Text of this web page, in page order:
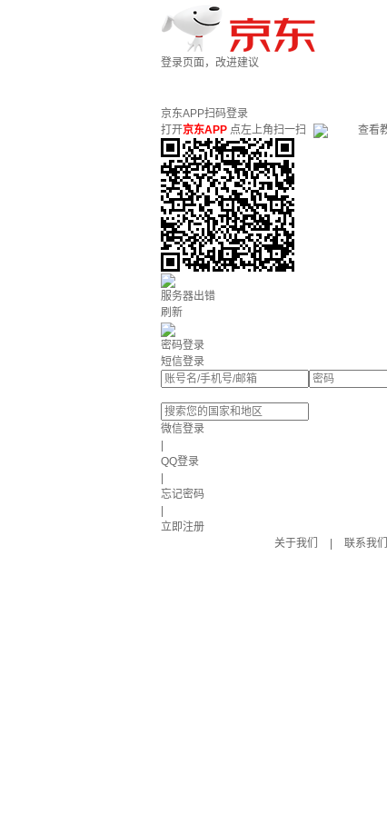
登录页面，改进建议
京东APP扫码登录
打开京东APP 点左上角扫一扫 查看
服务器出错
刷新
密码登录
短信登录
微信登录
QQ登录
忘记密码
立即注册
关于我们
联系我们